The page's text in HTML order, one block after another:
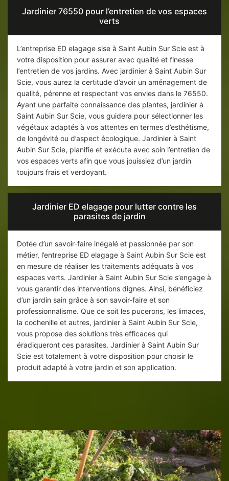
Jardinier 76550 pour l’entretien de vos espaces
verts
L’entreprise ED elagage sise à Saint Aubin Sur Scie est à
votre disposition pour assurer avec qualité et finesse
l’entretien de vos jardins. Avec jardinier à Saint Aubin Sur
Scie, vous aurez la certitude d’avoir un aménagement de
qualité, pérenne et respectant vos envies dans le 76550.
Ayant une parfaite connaissance des plantes, jardinier à
Saint Aubin Sur Scie, vous guidera pour sélectionner les
végétaux adaptés à vos attentes en termes d’esthétisme,
de longévité ou d’aspect écologique. Jardinier à Saint
Aubin Sur Scie, planifie et exécute avec soin l’entretien de
vos espaces verts afin que vous jouissiez d’un jardin
toujours frais et verdoyant.
Jardinier ED elagage pour lutter contre les
parasites de jardin
Dotée d’un savoir-faire inégalé et passionnée par son
métier, l’entreprise ED elagage à Saint Aubin Sur Scie est
en mesure de réaliser les traitements adéquats à vos
espaces verts. Jardinier à Saint Aubin Sur Scie s’engage à
vous garantir des interventions dignes. Ainsi, bénéficiez
d’un jardin sain grâce à son savoir-faire et son
professionnalisme. Que ce soit les pucerons, les limaces,
la cochenille et autres, jardinier à Saint Aubin Sur Scie,
vous propose des solutions très efficaces qui
éradiqueront ces parasites. Jardinier à Saint Aubin Sur
Scie est totalement à votre disposition pour choisir le
produit adapté à votre jardin et son application.